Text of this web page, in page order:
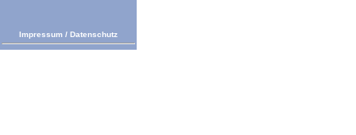
Impressum / Datenschutz